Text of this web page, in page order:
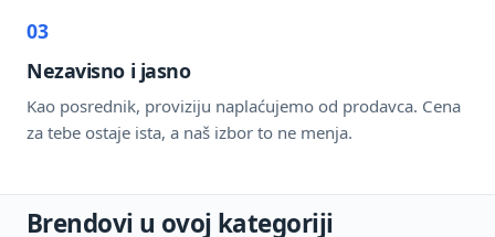
03
Nezavisno i jasno
Kao posrednik, proviziju naplaćujemo od prodavca. Cena
za tebe ostaje ista, a naš izbor to ne menja.
Brendovi u ovoj kategoriji